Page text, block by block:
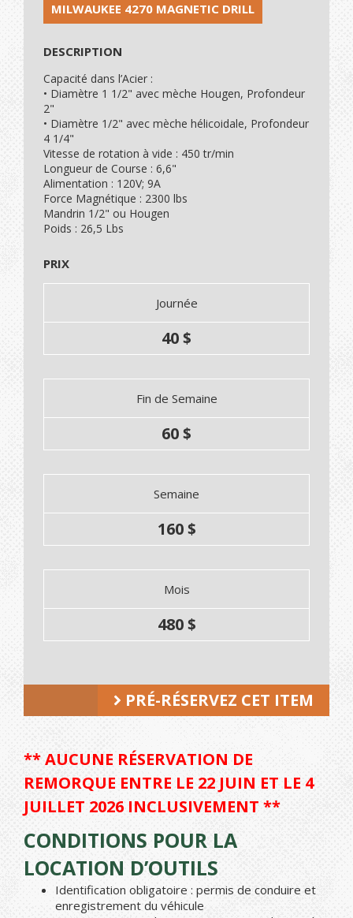
MILWAUKEE 4270 MAGNETIC DRILL
DESCRIPTION
Capacité dans l’Acier :
• Diamètre 1 1/2" avec mèche Hougen, Profondeur
2"
• Diamètre 1/2" avec mèche hélicoidale, Profondeur
4 1/4"
Vitesse de rotation à vide : 450 tr/min
Longueur de Course : 6,6"
Alimentation : 120V; 9A
Force Magnétique : 2300 lbs
Mandrin 1/2" ou Hougen
Poids : 26,5 Lbs
PRIX
Journée
40 $
Fin de Semaine
60 $
Semaine
160 $
Mois
480 $
PRÉ-RÉSERVEZ CET ITEM
** AUCUNE RÉSERVATION DE
REMORQUE ENTRE LE 22 JUIN ET LE 4
JUILLET 2026 INCLUSIVEMENT **
CONDITIONS POUR LA
LOCATION D’OUTILS
Identification obligatoire : permis de conduire et
enregistrement du véhicule